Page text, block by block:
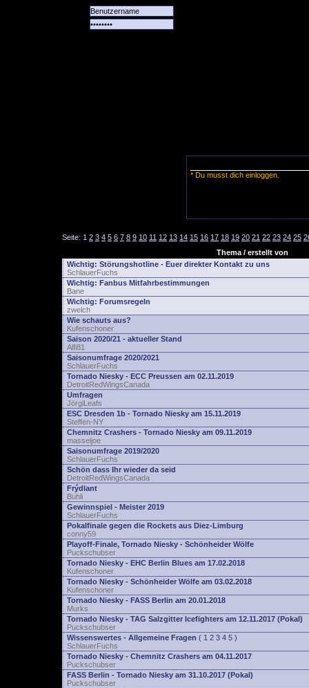
* Du musst dich einloggen.
Seite: 1 2 3 4 5 6 7 8 9 10 11 12 13 14 15 16 17 18 19 20 21 22 23 24 25
Thema / erstellt von
Wichtig: Störungshotline - Euer direkter Kontakt zu uns
SchlauerFuchs
Wichtig: Fanbus Mitfahrbestimmungen
Bane
Wichtig: Forumsregeln
zwelch
Wie schauts aus?
Kufenschoner
Saison 2020/21 - aktueller Stand
Alfi81
Saisonumfrage 2020/2021
SchlauerFuchs
Tornado Niesky - ECC Preussen am 02.11.2019
DetroitRedWingsCanada
Umfragen
JörgiLeafs
ESC Dresden 1b - Tornado Niesky am 15.11.2019
Steffen-NY
Chemnitz Crashers - Tornado Niesky am 09.11.2019
masseljoe
Saisonumfrage 2019/2020
SchlauerFuchs
Schön dass Ihr wieder da seid
DetroitRedWingsCanada
Frýdlant
Buhli
Gewinnspiel - Meister 2019
SchlauerFuchs
Pokalfinale gegen die Rockets aus Diez-Limburg
conny59
Playoff-Finale, Tornado Niesky - Schönheider Wölfe
Puckschubser
Tornado Niesky - EHC Berlin Blues am 17.02.2018
Kufenschoner
Tornado Niesky - Schönheider Wölfe am 03.02.2018
Kufenschoner
Tornado Niesky - FASS Berlin am 20.01.2018
Murks
Tornado Niesky - TAG Salzgitter Icefighters am 12.11.2017 (Pokal)
Puckschubser
Wissenswertes - Allgemeine Fragen ( 1 2 3 4 5 )
SchlauerFuchs
Tornado Niesky - Chemnitz Crashers am 04.11.2017
Puckschubser
FASS Berlin - Tornado Niesky am 31.10.2017 (Pokal)
Puckschubser